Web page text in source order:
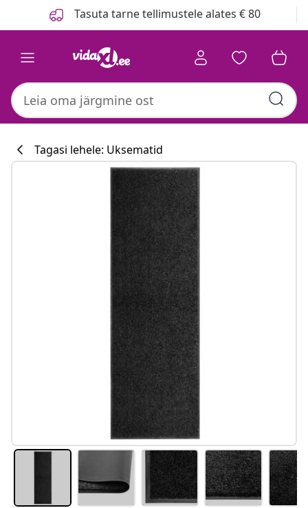
Tasuta tarne tellimustele alates € 80
Tagasi lehele: Uksematid